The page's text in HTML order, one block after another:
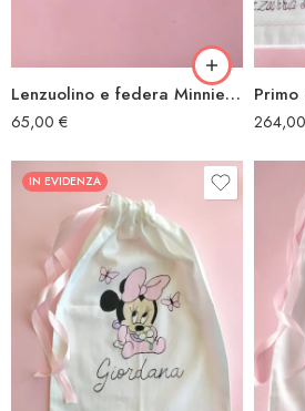
Lenzuolino e federa Minnie fiore
65,00 € 264,00
IN EVIDENZA